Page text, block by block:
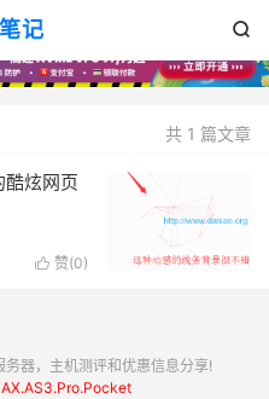
记 
共 1 篇文章
酷炫网页
 赞(0)
器，主机测评和优惠信息分享!